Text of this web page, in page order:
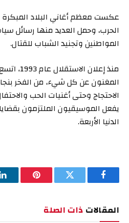
عكست معظم أغاني البلاد المبكرة
الحرب، وحمل العديد منها رسائل
المواطنين وتجنيد الشباب للقتال.
منذ إعلان
المغنون عن كل شيء، من الفخر
الاحتجاج وحتى أغنيات الحب
يفعل الموسيقيون الملتزمون
الدنيا الأربعة.
فيسبوك تويتر بينتيريست
المقالات ذات الصلة